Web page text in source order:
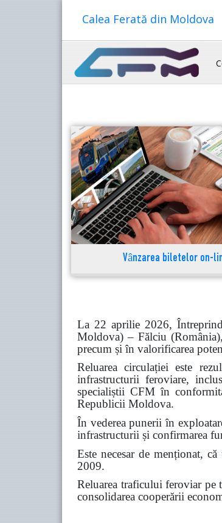
Calea Ferată din Moldova
Vânzarea biletelor on-
La 22 aprilie 2026,
Moldova) – Fălciu
precum și în valorificarea
Reluarea circulației este
infrastructurii feroviare,
specialiștii CFM în
Republicii Moldova.
În vederea punerii în
infrastructurii și confirmarea
Este necesar de menționat,
2009.
Reluarea traficului feroviar pe
consolidarea cooperării